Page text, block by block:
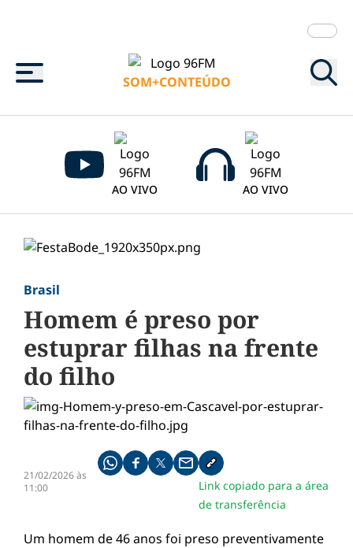
Menu
SOM+CONTEÚDO
AO VIVO AO VIVO
Brasil
Homem é preso por
estuprar filhas na frente
do filho
21/02/2026 às
11:00
Compartilhe pelo whatsapp
Compartilhar no facebook
Compartilhar no twitter
Compartilhe pelo email
Copiar link da notícia
Link copiado para a área
de transferência
Um homem de 46 anos foi preso preventivamente